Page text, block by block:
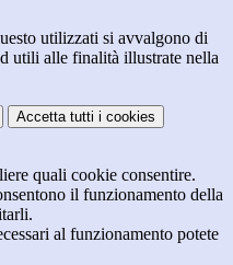
utilizzati si avvalgono di
utili alle finalità illustrate nella
Accetta tutti i cookies
quali cookie consentire.
il funzionamento della
al funzionamento potete